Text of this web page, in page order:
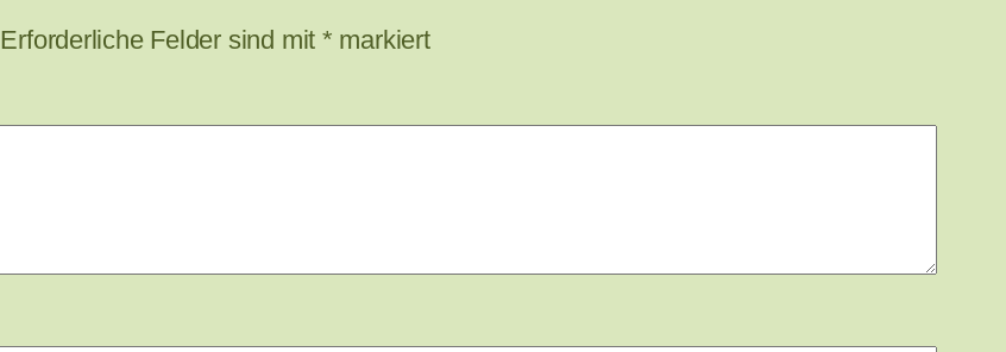
Erforderliche Felder sind mit * markiert